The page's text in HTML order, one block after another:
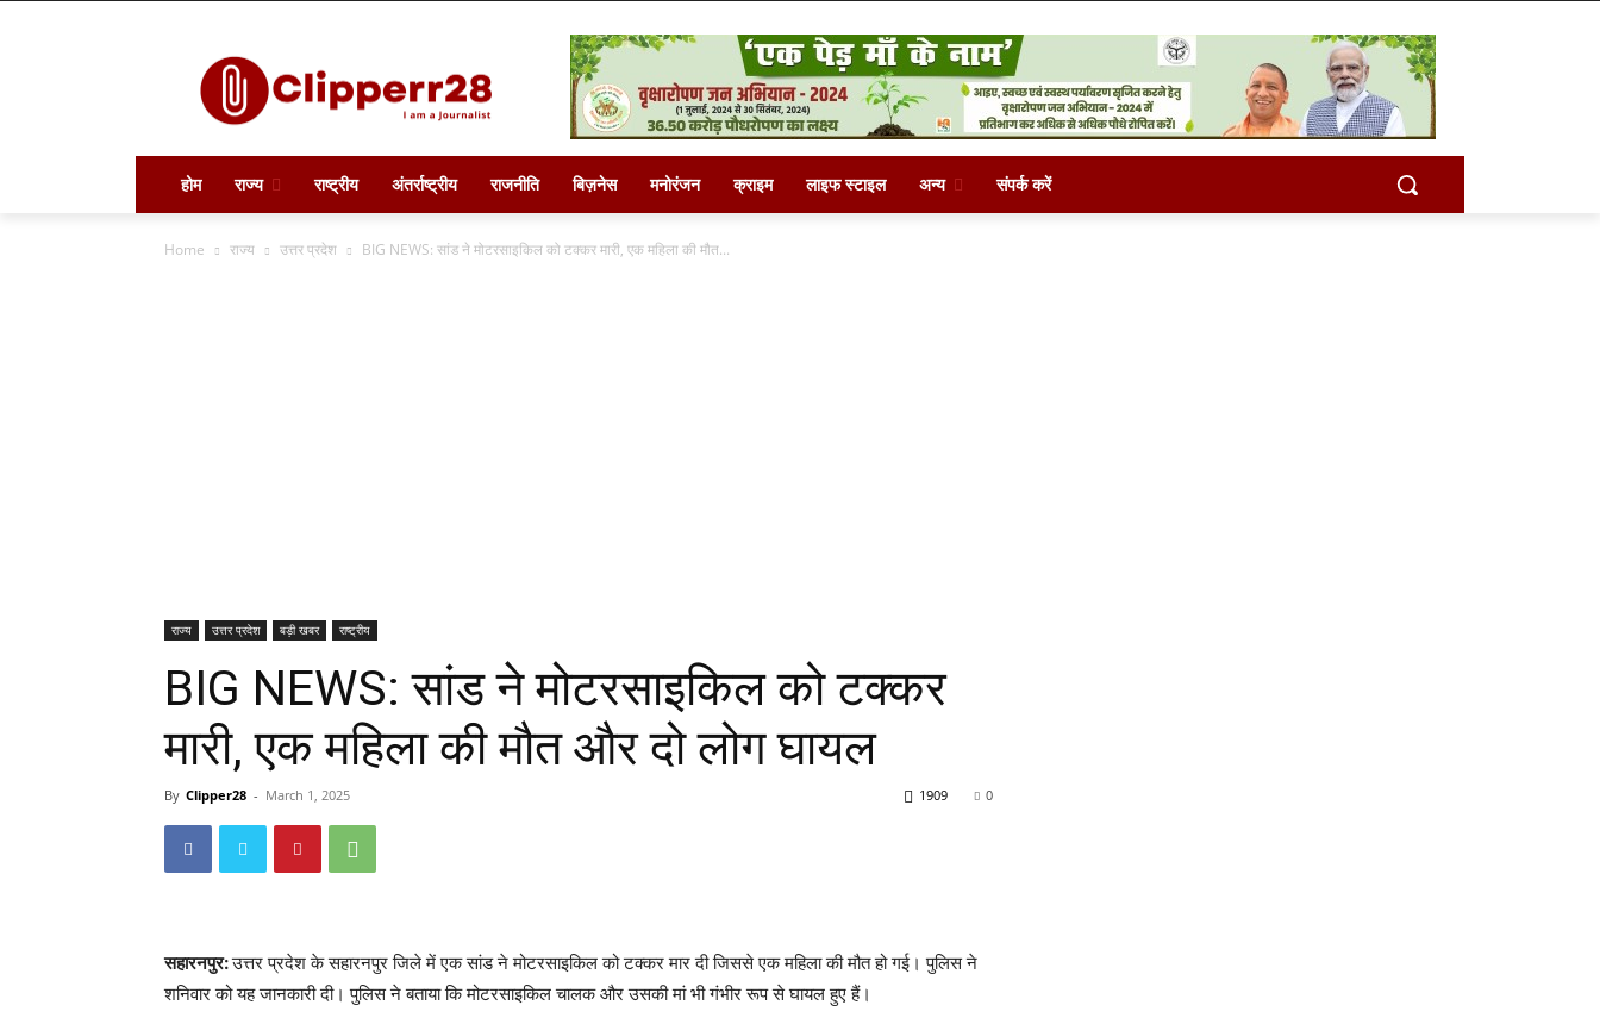
होम राज्य राष्ट्रीय अंतर्राष्ट्रीय राजनीति बिज़नेस मनोरंजन क्राइम लाइफ स्टाइल अन्य संपर्क करें
Home राज्य उत्तर प्रदेश BIG NEWS: सांड ने मोटरसाइकिल को टक्कर मारी, एक महिला की मौत...
राज्य उत्तर प्रदेश बड़ी खबर राष्ट्रीय
BIG NEWS: सांड ने मोटरसाइकिल को टक्कर
मारी, एक महिला की मौत और दो लोग घायल
By Clipper28 - March 1, 2025 0
1909
सहारनपुर:उत्तर प्रदेश के सहारनपुर जिले में एक सांड ने मोटरसाइकिल को टक्कर मार दी जिससे एक महिला की मौत हो गई। पुलिस ने
शनिवार को यह जानकारी दी। पुलिस ने बताया कि मोटरसाइकिल चालक और उसकी मां भी गंभीर रूप से घायल हुए हैं।